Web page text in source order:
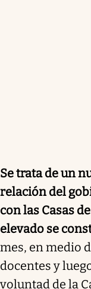
Se trata de un
relación del
con las Casas
elevado se
mes, en medio
docentes y
voluntad de la